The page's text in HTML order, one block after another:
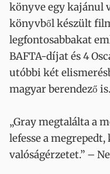
könyve egy kajánul
könyvből készült
legfontosabbakat
BAFTA-díjat és 4
utóbbi két
magyar berendező is.
„Gray megtalálta a
lefesse a
valóságérzetet.” –